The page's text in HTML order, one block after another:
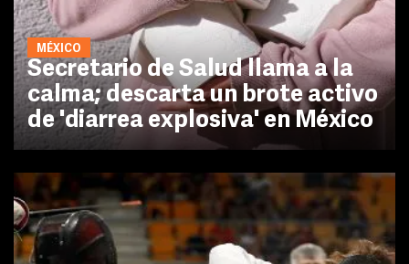
MÉXICO
Secretario de Salud llama a la
calma; descarta un brote activo
de 'diarrea explosiva' en México